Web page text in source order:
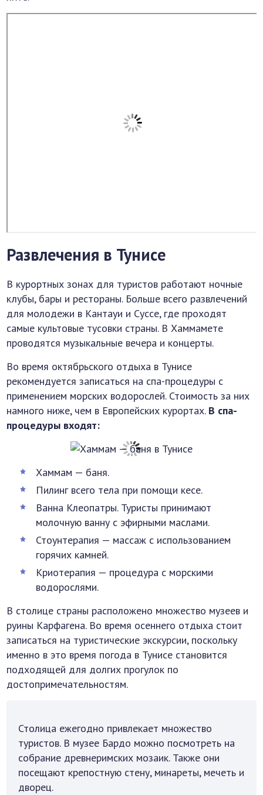
Развлечения в Тунисе
В курортных зонах для туристов работают ночные
клубы, бары и рестораны. Больше всего развлечений
для молодежи в Кантауи и Суссе, где проходят
самые культовые тусовки страны. В Хаммамете
проводятся музыкальные вечера и концерты.
Во время октябрьского отдыха в Тунисе
рекомендуется записаться на спа-процедуры с
применением морских водорослей. Стоимость за них
намного ниже, чем в Европейских курортах. В спа-
процедуры входят:
Хаммам — баня.
Пилинг всего тела при помощи кесе.
Ванна Клеопатры. Туристы принимают
молочную ванну с эфирными маслами.
Стоунтерапия — массаж с использованием
горячих камней.
Криотерапия — процедура с морскими
водорослями.
В столице страны расположено множество музеев и
руины Карфагена. Во время осеннего отдыха стоит
записаться на туристические экскурсии, поскольку
именно в это время погода в Тунисе становится
подходящей для долгих прогулок по
достопримечательностям.
Столица ежегодно привлекает множество
туристов. В музее Бардо можно посмотреть на
собрание древнеримских мозаик. Также они
посещают крепостную стену, минареты, мечеть и
дворец.